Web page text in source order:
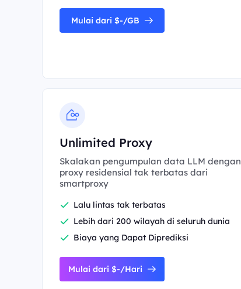
Mulai dari $-/GB
Unlimited Proxy
Skalakan pengumpulan data LLM dengan
proxy residensial tak terbatas dari
smartproxy
Lalu lintas tak terbatas
Lebih dari 200 wilayah di seluruh dunia
Biaya yang Dapat Diprediksi
Mulai dari $-/Hari